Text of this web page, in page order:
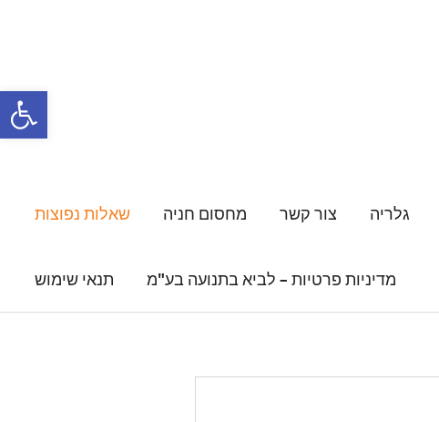
גלריה צור קשר מחסום חניה שאלות נפוצות
מדיניות פרטיות – לביא בתנועה בע"מ תנאי שימוש